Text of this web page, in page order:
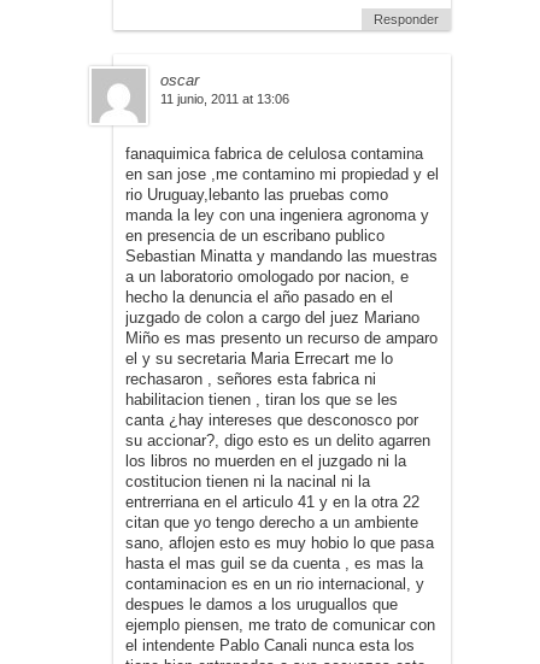
Responder
oscar
11 junio, 2011 at 13:06
fanaquimica fabrica de celulosa contamina
en san jose ,me contamino mi propiedad y el
rio Uruguay,lebanto las pruebas como
manda la ley con una ingeniera agronoma y
en presencia de un escribano publico
Sebastian Minatta y mandando las muestras
a un laboratorio omologado por nacion, e
hecho la denuncia el año pasado en el
juzgado de colon a cargo del juez Mariano
Miño es mas presento un recurso de amparo
el y su secretaria Maria Errecart me lo
rechasaron , señores esta fabrica ni
habilitacion tienen , tiran los que se les
canta ¿hay intereses que desconosco por
su accionar?, digo esto es un delito agarren
los libros no muerden en el juzgado ni la
costitucion tienen ni la nacinal ni la
entrerriana en el articulo 41 y en la otra 22
citan que yo tengo derecho a un ambiente
sano, aflojen esto es muy hobio lo que pasa
hasta el mas guil se da cuenta , es mas la
contaminacion es en un rio internacional, y
despues le damos a los uruguallos que
ejemplo piensen, me trato de comunicar con
el intendente Pablo Canali nunca esta los